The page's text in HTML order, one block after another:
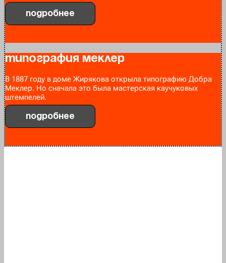
Подробнее
Типография Меклер
В 1887 году в доме Жирякова открыла типографию Добра
Меклер. Но сначала это была мастерская каучуковых
штемпелей.
Подробнее